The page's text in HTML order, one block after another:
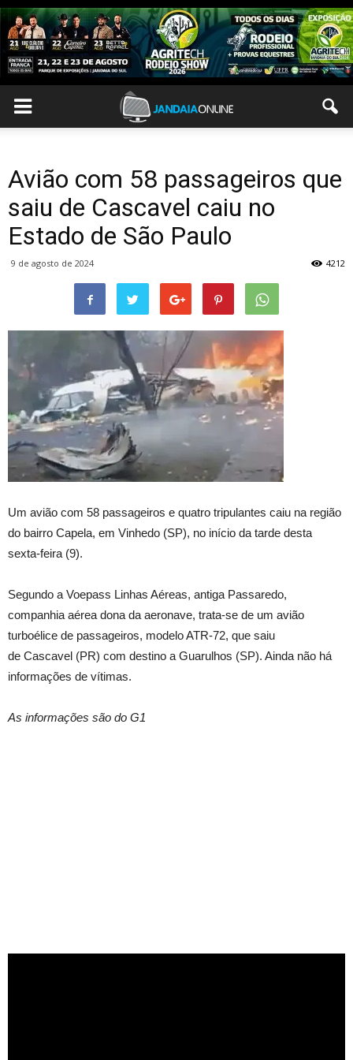
Avião com 58 passageiros que
saiu de Cascavel caiu no
Estado de São Paulo
9 de agosto de 2024 4212
Um avião com 58 passageiros e quatro tripulantes caiu na região
do bairro Capela, em Vinhedo (SP), no início da tarde desta
sexta-feira (9).
Segundo a Voepass Linhas Aéreas, antiga Passaredo,
companhia aérea dona da aeronave, trata-se de um avião
turboélice de passageiros, modelo ATR-72, que saiu
de Cascavel (PR) com destino a Guarulhos (SP). Ainda não há
informações de vítimas.
As informações são do G1